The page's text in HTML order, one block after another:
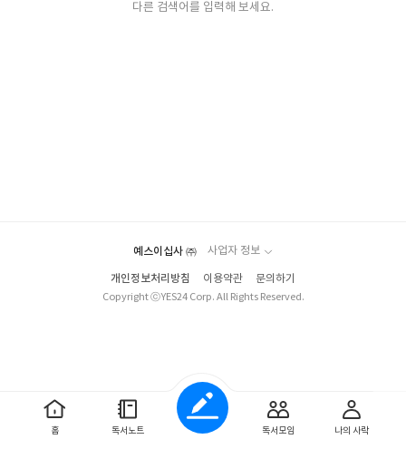
다른 검색어를 입력해 보세요.
홈 독서노트 독서모임 나의 사락
예스이십사 ㈜ 사업자 정보
개인정보처리방침 이용약관
문의하기
Copyright ⓒYES24 Corp. All Rights Reserved.